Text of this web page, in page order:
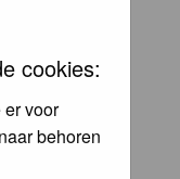
cookies:
voor
behoren